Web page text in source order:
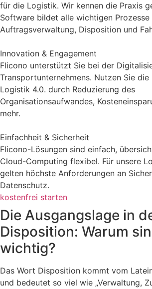
für die Logistik. Wir kennen die Praxis
Software bildet alle wichtigen Prozesse
Auftragsverwaltung, Disposition und
Innovation & Engagement
Flicono unterstützt Sie bei der
Transportunternehmens. Nutzen Sie
Logistik 4.0. durch Reduzierung des
Organisationsaufwandes,
mehr.
Einfachheit & Sicherheit
Flicono-Lösungen sind einfach,
Cloud-Computing flexibel. Für unsere
gelten höchste Anforderungen an
Datenschutz.
kostenfrei starten
Die Ausgangslage in
Disposition: Warum
wichtig?
Das Wort Disposition kommt vom
und bedeutet so viel wie „Verwaltung,